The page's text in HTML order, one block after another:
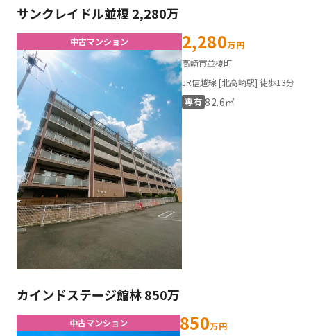
サンクレイドル並榎 2,280万
中古マンション 2,280万円
高崎市並榎町
JR信越線 [北高崎駅] 徒歩13分
専有 82.6㎡
カインドステージ館林 850万
中古マンション 850万円